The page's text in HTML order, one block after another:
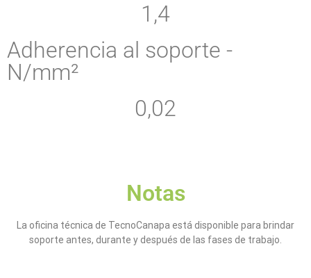
1,4
Adherencia al soporte -
N/mm²
0,02
Notas
La oficina técnica de TecnoCanapa está disponible para brindar
soporte antes, durante y después de las fases de trabajo.